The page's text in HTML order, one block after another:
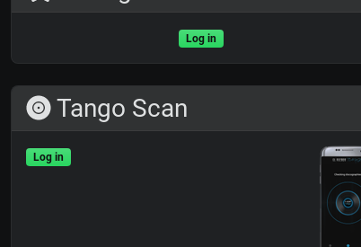
Log in
Tango Scan
Log in